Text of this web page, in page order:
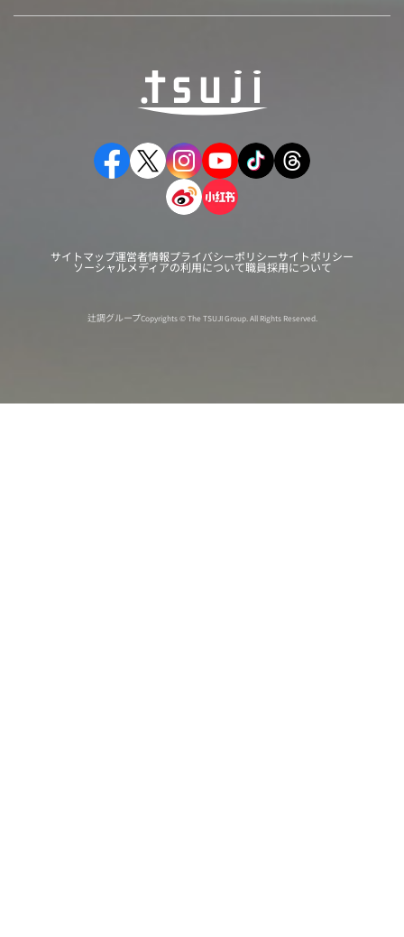
サイトマップ運営者情報プライバシーポリシーサイトポリシー
ソーシャルメディアの利用について職員採用について
辻調グループCopyrights © The TSUJI Group. All Rights Reserved.